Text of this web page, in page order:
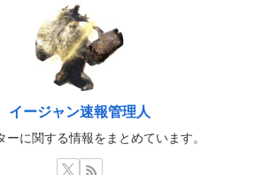
イージャン速報管理人
ーに関する情報をまとめています。